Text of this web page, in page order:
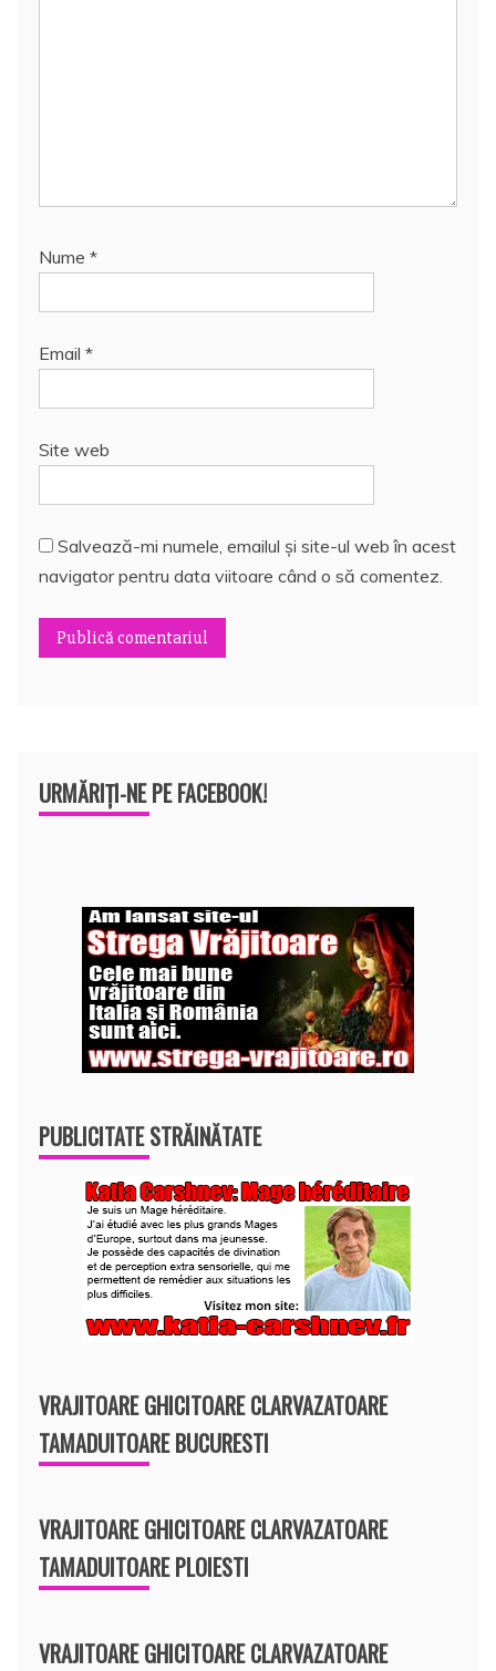
Nume *
Email *
Site web
Salvează-mi numele, emailul și site-ul web în acest
navigator pentru data viitoare când o să comentez.
URMĂRIȚI-NE PE FACEBOOK!
PUBLICITATE STRĂINĂTATE
VRAJITOARE GHICITOARE CLARVAZATOARE
TAMADUITOARE BUCURESTI
VRAJITOARE GHICITOARE CLARVAZATOARE
TAMADUITOARE PLOIESTI
VRAJITOARE GHICITOARE CLARVAZATOARE